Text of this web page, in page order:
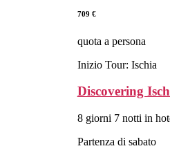
709 €
quota a persona
Inizio Tour: Ischia
Discovering
8 giorni 7 notti in
Partenza di sabato